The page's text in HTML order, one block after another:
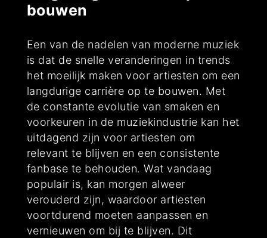
bouwen
Een van de nadelen van moderne muziek
is dat de snelle veranderingen in trends
het moeilijk maken voor artiesten om een
langdurige carrière op te bouwen. Met
de constante evolutie van smaken en
voorkeuren in de muziekindustrie kan het
uitdagend zijn voor artiesten om
relevant te blijven en een consistente
fanbase te behouden. Wat vandaag
populair is, kan morgen alweer
verouderd zijn, waardoor artiesten
voortdurend moeten aanpassen en
vernieuwen om bij te blijven. Dit